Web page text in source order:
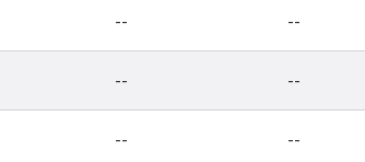
-- --
-- --
-- --